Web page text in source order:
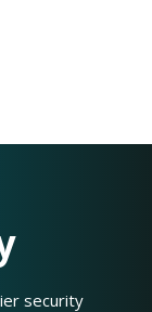
security